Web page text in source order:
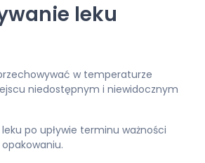
leku
w temperaturze
niedostępnym i niewidocznym
po upływie terminu ważności